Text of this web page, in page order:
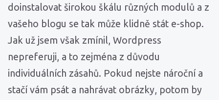
doinstalovat širokou škálu různých modulů a z
vašeho blogu se tak může klidně stát e-shop.
Jak už jsem však zmínil, Wordpress
nepreferuji, a to zejména z důvodu
individuálních zásahů. Pokud nejste nároční a
stačí vám psát a nahrávat obrázky, potom by